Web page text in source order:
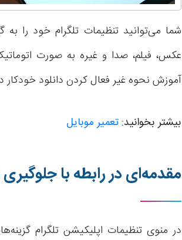
شما می‌توانید تنظیمات تلگرام خود را
عکس، فیلم، صدا و غیره به صورت
آموزش نحوه غیر فعال کردن دانلود خودکار در
بیشتر بخوانید:تعمیر موبایل
مقدمه‌ای در رابطه با جلوگیری
در منوی تنظیمات اپلیکیشن تلگرام